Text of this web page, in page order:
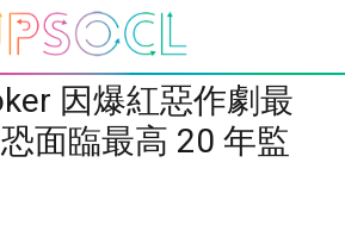
因爆紅惡作劇最
面臨最高 20 年監